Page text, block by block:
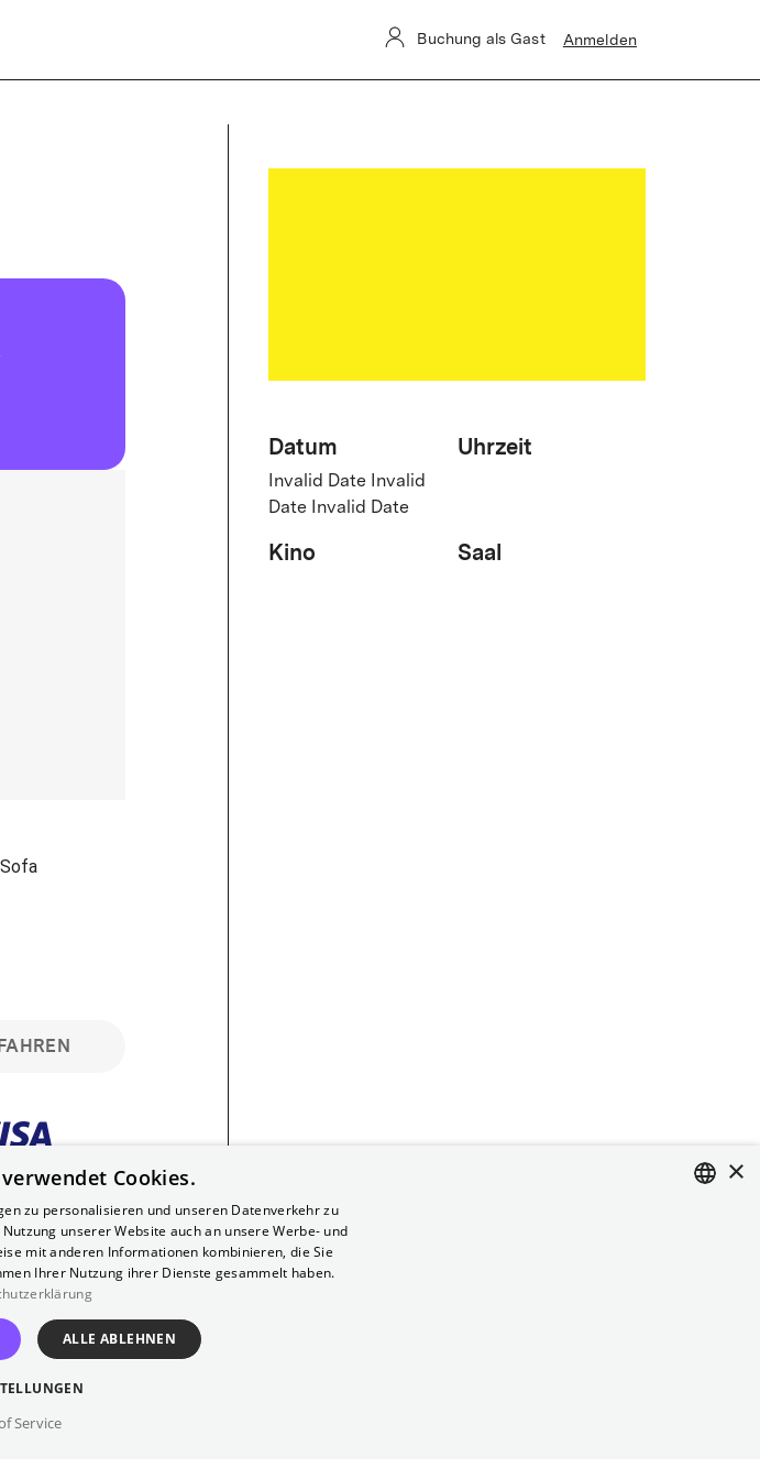
Buchung als Gast
Anmelden
Sofa
für bis zu 90
Mitglied?
Datum
Invalid Date Invalid
Date Invalid Date
Uhrzeit
Kino Saal
×
Cookies.
zu personalisieren und unseren Datenverkehr zu
unserer Website auch an unsere Werbe- und
mit anderen Informationen kombinieren, die Sie
Ihrer Nutzung ihrer Dienste gesammelt haben.
ALLE ABLEHNEN
Service